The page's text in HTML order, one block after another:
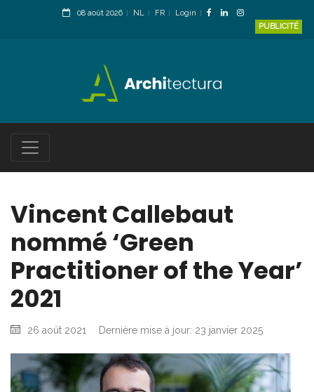
08 août 2026 NL FR
Login
PUBLICITÉ
Vincent Callebaut
nommé ‘Green
Practitioner of the Year’
2021
26 août 2021 Dernière mise à jour: 23 janvier 2025